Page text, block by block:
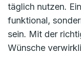
täglich nutzen.
funktional,
sein. Mit der
Wünsche